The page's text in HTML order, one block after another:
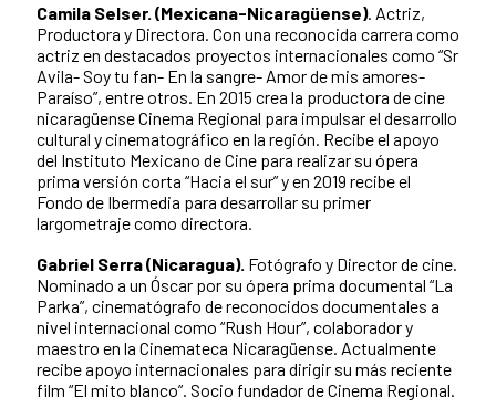
Camila Selser. (Mexicana-Nicaragüense). Actriz,
Productora y Directora. Con una reconocida carrera como
actriz en destacados proyectos internacionales como “Sr
Avila- Soy tu fan- En la sangre- Amor de mis amores-
Paraíso”, entre otros. En 2015 crea la productora de cine
nicaragüense Cinema Regional para impulsar el desarrollo
cultural y cinematográfico en la región. Recibe el apoyo
del Instituto Mexicano de Cine para realizar su ópera
prima versión corta “Hacia el sur” y en 2019 recibe el
Fondo de Ibermedia para desarrollar su primer
largometraje como directora.
Gabriel Serra (Nicaragua). Fotógrafo y Director de cine.
Nominado a un Óscar por su ópera prima documental “La
Parka”, cinematógrafo de reconocidos documentales a
nivel internacional como “Rush Hour”, colaborador y
maestro en la Cinemateca Nicaragüense. Actualmente
recibe apoyo internacionales para dirigir su más reciente
film “El mito blanco”. Socio fundador de Cinema Regional.